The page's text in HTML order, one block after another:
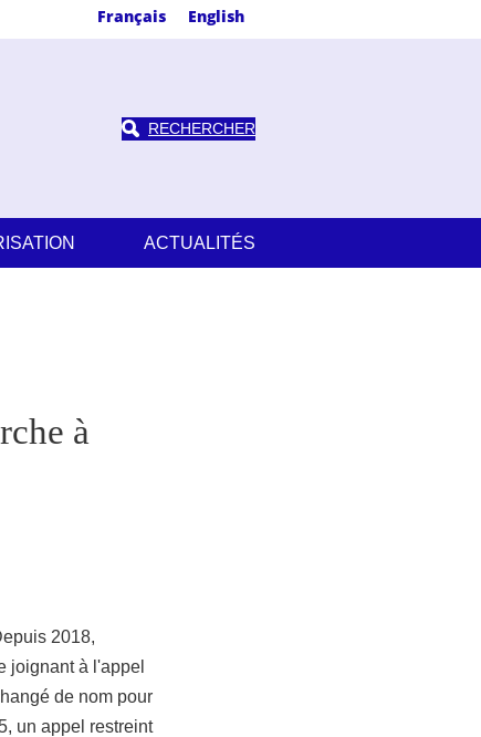
Français English
RECHERCHER
ACTUALITÉS
à
2018,
joignant à l'appel
de nom pour
un appel restreint